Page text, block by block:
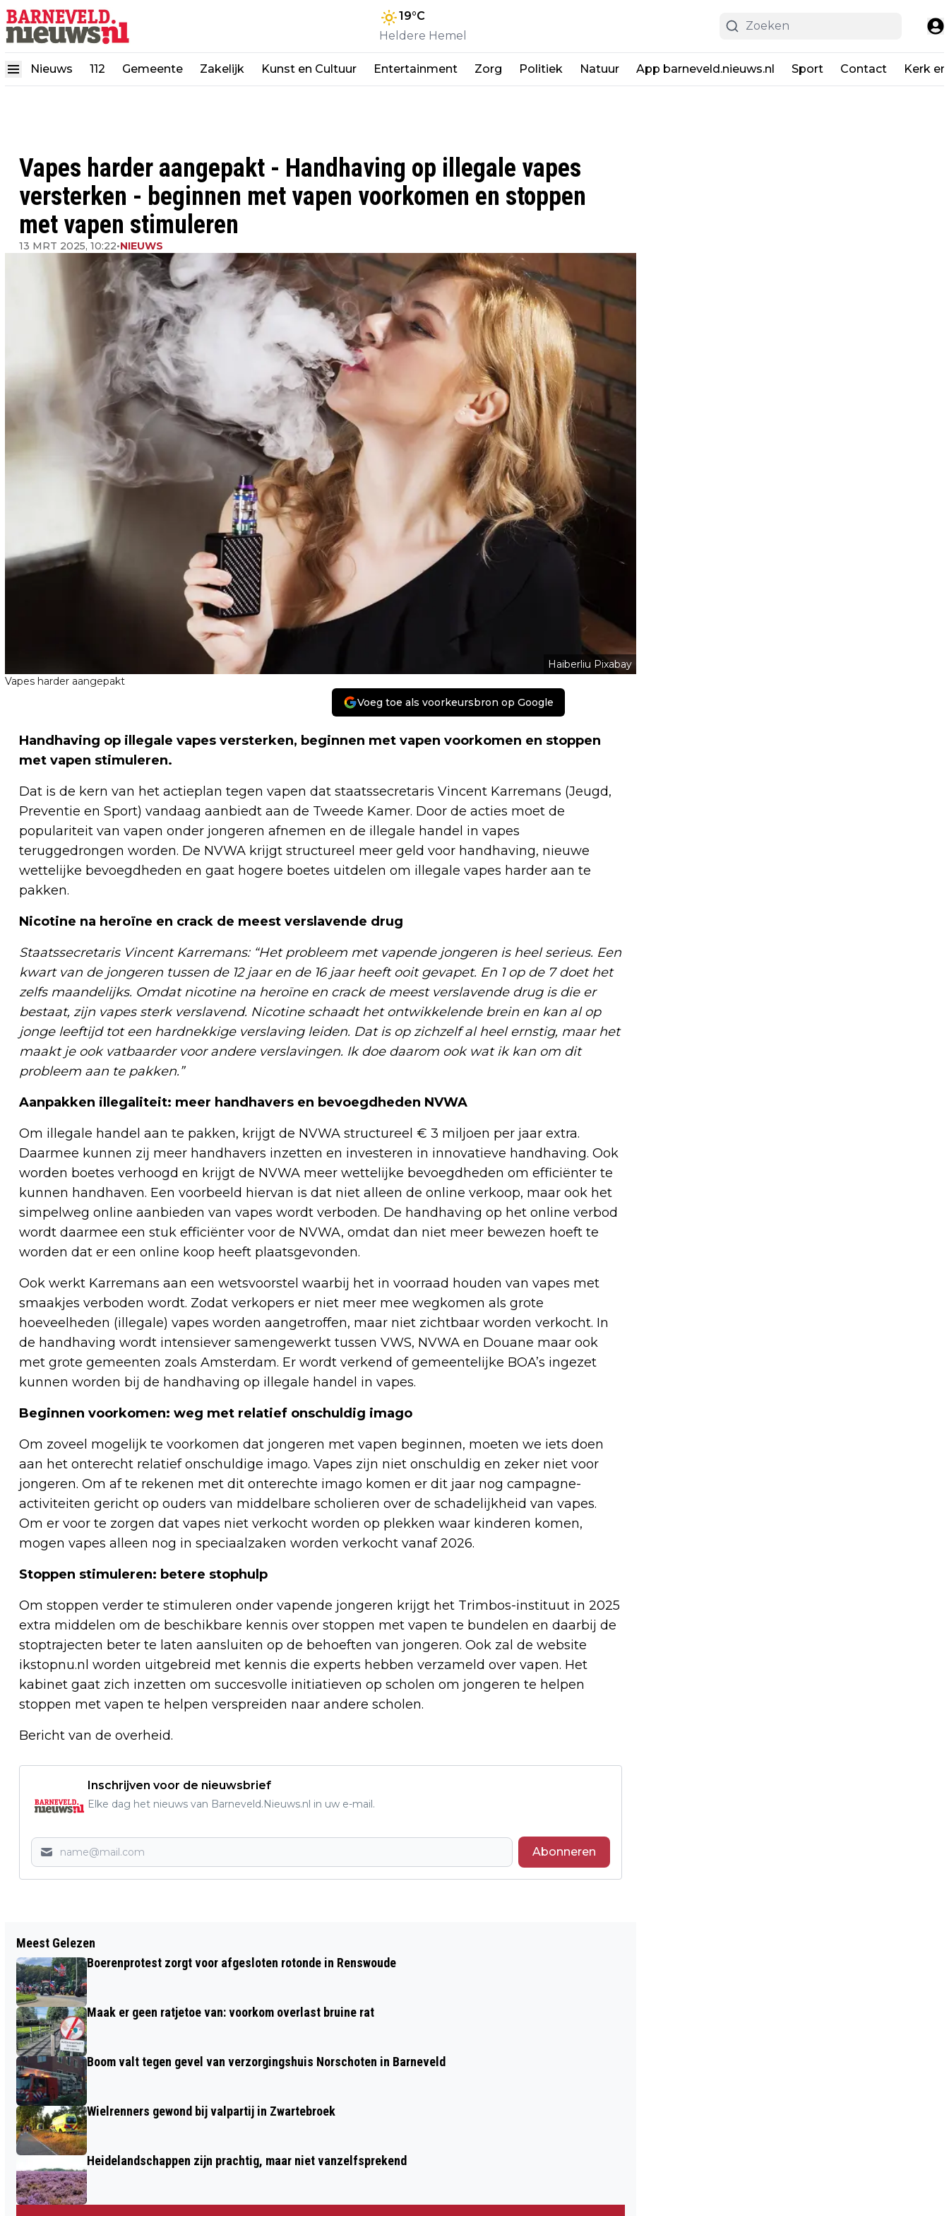
19°C
Heldere Hemel
Nieuws 112 Gemeente Zakelijk Kunst en Cultuur Entertainment Zorg Politiek Natuur App barneveld.nieuws.nl Sport Contact Kerk
Vapes harder aangepakt - Handhaving op illegale vapes
versterken - beginnen met vapen voorkomen en stoppen
met vapen stimuleren
13 MRT 2025, 10:22•NIEUWS
Haiberliu Pixabay
Vapes harder aangepakt
Voeg toe als voorkeursbron op Google
Handhaving op illegale vapes versterken, beginnen met vapen voorkomen en stoppen
met vapen stimuleren.
Dat is de kern van het actieplan tegen vapen dat staatssecretaris Vincent Karremans (Jeugd,
Preventie en Sport) vandaag aanbiedt aan de Tweede Kamer. Door de acties moet de
populariteit van vapen onder jongeren afnemen en de illegale handel in vapes
teruggedrongen worden. De NVWA krijgt structureel meer geld voor handhaving, nieuwe
wettelijke bevoegdheden en gaat hogere boetes uitdelen om illegale vapes harder aan te
pakken.
Nicotine na heroïne en crack de meest verslavende drug
Staatssecretaris Vincent Karremans: “Het probleem met vapende jongeren is heel serieus. Een
kwart van de jongeren tussen de 12 jaar en de 16 jaar heeft ooit gevapet. En 1 op de 7 doet het
zelfs maandelijks. Omdat nicotine na heroïne en crack de meest verslavende drug is die er
bestaat, zijn vapes sterk verslavend. Nicotine schaadt het ontwikkelende brein en kan al op
jonge leeftijd tot een hardnekkige verslaving leiden. Dat is op zichzelf al heel ernstig, maar het
maakt je ook vatbaarder voor andere verslavingen. Ik doe daarom ook wat ik kan om dit
probleem aan te pakken.”
Aanpakken illegaliteit: meer handhavers en bevoegdheden NVWA
Om illegale handel aan te pakken, krijgt de NVWA structureel € 3 miljoen per jaar extra.
Daarmee kunnen zij meer handhavers inzetten en investeren in innovatieve handhaving. Ook
worden boetes verhoogd en krijgt de NVWA meer wettelijke bevoegdheden om efficiënter te
kunnen handhaven. Een voorbeeld hiervan is dat niet alleen de online verkoop, maar ook het
simpelweg online aanbieden van vapes wordt verboden. De handhaving op het online verbod
wordt daarmee een stuk efficiënter voor de NVWA, omdat dan niet meer bewezen hoeft te
worden dat er een online koop heeft plaatsgevonden.
Ook werkt Karremans aan een wetsvoorstel waarbij het in voorraad houden van vapes met
smaakjes verboden wordt. Zodat verkopers er niet meer mee wegkomen als grote
hoeveelheden (illegale) vapes worden aangetroffen, maar niet zichtbaar worden verkocht. In
de handhaving wordt intensiever samengewerkt tussen VWS, NVWA en Douane maar ook
met grote gemeenten zoals Amsterdam. Er wordt verkend of gemeentelijke BOA’s ingezet
kunnen worden bij de handhaving op illegale handel in vapes.
Beginnen voorkomen: weg met relatief onschuldig imago
Om zoveel mogelijk te voorkomen dat jongeren met vapen beginnen, moeten we iets doen
aan het onterecht relatief onschuldige imago. Vapes zijn niet onschuldig en zeker niet voor
jongeren. Om af te rekenen met dit onterechte imago komen er dit jaar nog campagne-
activiteiten gericht op ouders van middelbare scholieren over de schadelijkheid van vapes.
Om er voor te zorgen dat vapes niet verkocht worden op plekken waar kinderen komen,
mogen vapes alleen nog in speciaalzaken worden verkocht vanaf 2026.
Stoppen stimuleren: betere stophulp
Om stoppen verder te stimuleren onder vapende jongeren krijgt het Trimbos-instituut in 2025
extra middelen om de beschikbare kennis over stoppen met vapen te bundelen en daarbij de
stoptrajecten beter te laten aansluiten op de behoeften van jongeren. Ook zal de website
ikstopnu.nl worden uitgebreid met kennis die experts hebben verzameld over vapen. Het
kabinet gaat zich inzetten om succesvolle initiatieven op scholen om jongeren te helpen
stoppen met vapen te helpen verspreiden naar andere scholen.
Bericht van de overheid.
Inschrijven voor de nieuwsbrief
Elke dag het nieuws van Barneveld.Nieuws.nl in uw e-mail.
Abonneren
MEERDERE BOETES UITGEDEELD EN
DERTIEN VOERTUIGEN IN BESLAG
GENOMEN BIJ GROTE CONTROLE IN
BARNEVELD
REPAIR CAFÉS IN REGIO FOODVALLEY
Meest Gelezen
Boerenprotest zorgt voor afgesloten rotonde in Renswoude
Maak er geen ratjetoe van: voorkom overlast bruine rat
Boom valt tegen gevel van verzorgingshuis Norschoten in Barneveld
Wielrenners gewond bij valpartij in Zwartebroek
Heidelandschappen zijn prachtig, maar niet vanzelfsprekend